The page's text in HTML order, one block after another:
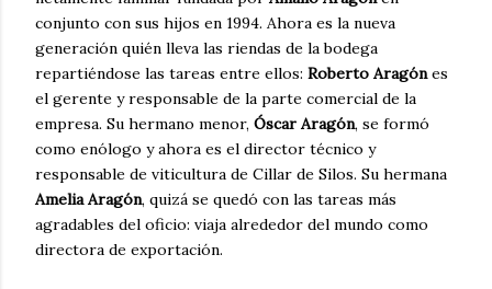
conjunto con sus hijos en 1994. Ahora es la nueva
generación quién lleva las riendas de la bodega
repartiéndose las tareas entre ellos: Roberto Aragónes
el gerente y responsable de la parte comercial de la
empresa. Su hermano menor, Óscar Aragón, se formó
como enólogo y ahora es el director técnico y
responsable de viticultura de Cillar de Silos. Su hermana
Amelia Aragón, quizá se quedó con las tareas más
agradables del oficio: viaja alrededor del mundo como
directora de exportación.